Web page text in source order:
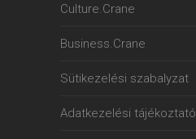
Culture.Crane
Business.Crane
Sütikezelési szabalyzat
Adatkezelési tájékoztató